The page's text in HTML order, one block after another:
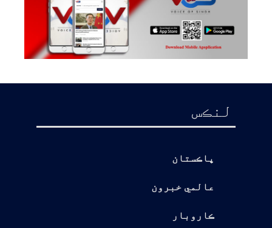
لنڪس
پاڪستان
عالمي خبرون
ڪاروبار